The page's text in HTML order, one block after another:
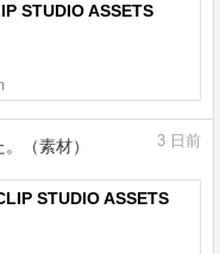
STUDIO ASSETS
（素材） 3 日前
STUDIO ASSETS